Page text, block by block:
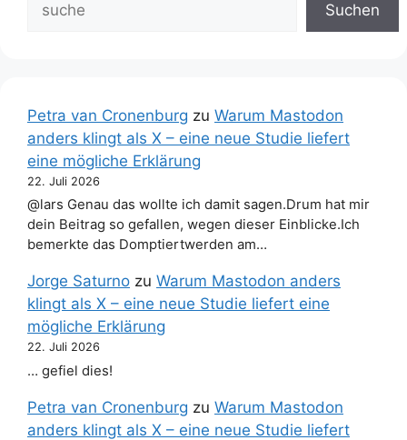
Suchen
Petra van Cronenburg zu Warum Mastodon
anders klingt als X – eine neue Studie liefert
eine mögliche Erklärung
22. Juli 2026
@lars Genau das wollte ich damit sagen.Drum hat mir
dein Beitrag so gefallen, wegen dieser Einblicke.Ich
bemerkte das Domptiertwerden am…
Jorge Saturno zu Warum Mastodon anders
klingt als X – eine neue Studie liefert eine
mögliche Erklärung
22. Juli 2026
… gefiel dies!
Petra van Cronenburg zu Warum Mastodon
anders klingt als X – eine neue Studie liefert